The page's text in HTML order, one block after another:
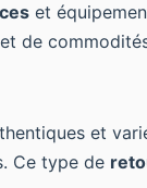
et
de
et
Ce type de